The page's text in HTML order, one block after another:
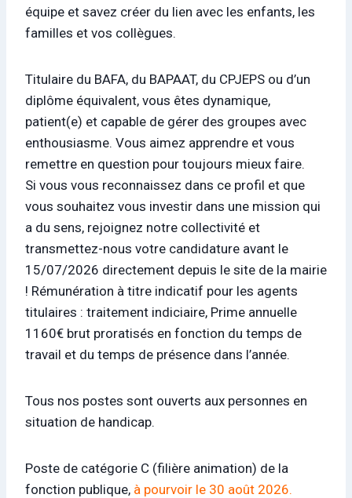
équipe et savez créer du lien avec les enfants, les
familles et vos collègues.
Titulaire du BAFA, du BAPAAT, du CPJEPS ou d’un
diplôme équivalent, vous êtes dynamique,
patient(e) et capable de gérer des groupes avec
enthousiasme. Vous aimez apprendre et vous
remettre en question pour toujours mieux faire.
Si vous vous reconnaissez dans ce profil et que
vous souhaitez vous investir dans une mission qui
a du sens, rejoignez notre collectivité et
transmettez-nous votre candidature avant le
15/07/2026 directement depuis le site de la mairie
! Rémunération à titre indicatif pour les agents
titulaires : traitement indiciaire, Prime annuelle
1160€ brut proratisés en fonction du temps de
travail et du temps de présence dans l’année.
Tous nos postes sont ouverts aux personnes en
situation de handicap.
Poste de catégorie C (filière animation) de la
fonction publique, à pourvoir le 30 août 2026.